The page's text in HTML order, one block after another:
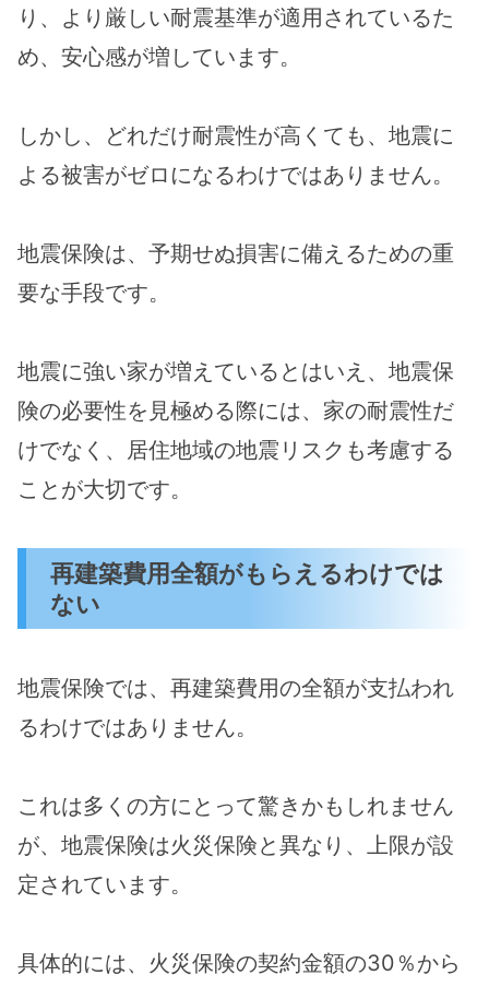
り、より厳しい耐震基準が適用されているた
め、安心感が増しています。
しかし、どれだけ耐震性が高くても、地震に
よる被害がゼロになるわけではありません。
地震保険は、予期せぬ損害に備えるための重
要な手段です。
地震に強い家が増えているとはいえ、地震保
険の必要性を見極める際には、家の耐震性だ
けでなく、居住地域の地震リスクも考慮する
ことが大切です。
再建築費用全額がもらえるわけでは
ない
地震保険では、再建築費用の全額が支払われ
るわけではありません。
これは多くの方にとって驚きかもしれません
が、地震保険は火災保険と異なり、上限が設
定されています。
具体的には、火災保険の契約金額の30％から